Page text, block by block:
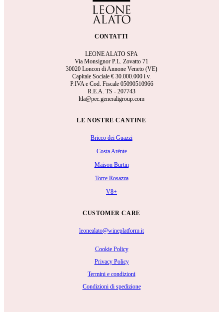
CONTATTI
LEONE ALATO SPA
Via Monsignor P.L. Zovatto 71
30020 Loncon di Annone Veneto (VE)
Capitale Sociale € 30.000.000 i.v.
P.IVA e Cod. Fiscale 05090510966
R.E.A. TS - 207743
ltla@pec.generaligroup.com
LE NOSTRE CANTINE
Bricco dei Guazzi
Costa Arènte
Maison Burtin
Torre Rosazza
V8+
CUSTOMER CARE
leonealato@wineplatform.it
Cookie Policy
Privacy Policy
Termini e condizioni
Condizioni di spedizione